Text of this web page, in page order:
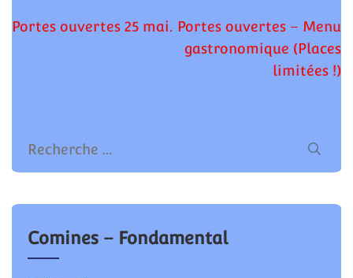
Navigation
Portes ouvertes 25 mai. Portes ouvertes – Menu
gastronomique (Places
limitées !)
Comines – Fondamental